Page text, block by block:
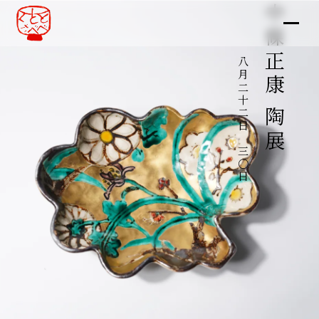
中條正康 陶展
八月二十二日～三〇日